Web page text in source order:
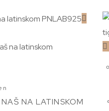
NA LATINSKOM